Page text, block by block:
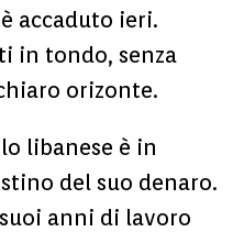
accaduto ieri.
in tondo, senza
orizonte.
libanese è in
del suo denaro.
anni di lavoro